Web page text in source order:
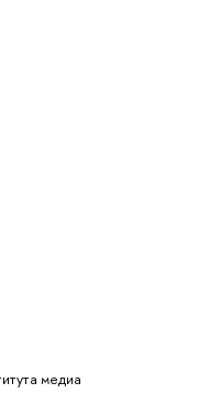
медиа